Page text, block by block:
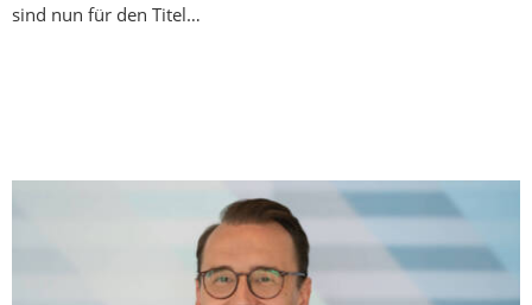
sind nun für den Titel…